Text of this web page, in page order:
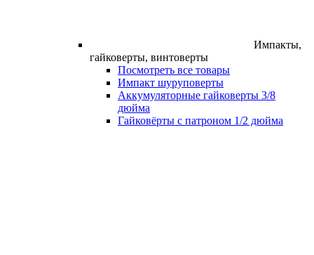
Импакты,
гайковерты, винтоверты
Посмотреть все товары
Импакт шуруповерты
Аккумуляторные гайковерты 3/8
дюйма
Гайковёрты с патроном 1/2 дюйма